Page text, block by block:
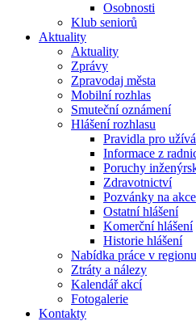
Osobnosti
Klub seniorů
Aktuality
Aktuality
Zprávy
Zpravodaj města
Mobilní rozhlas
Smuteční oznámení
Hlášení rozhlasu
Pravidla pro
Informace z
Poruchy
Zdravotnictví
Pozvánky na akce
Ostatní hlášení
Komerční hlášení
Historie hlášení
Nabídka práce v regionu
Ztráty a nálezy
Kalendář akcí
Fotogalerie
Kontakty